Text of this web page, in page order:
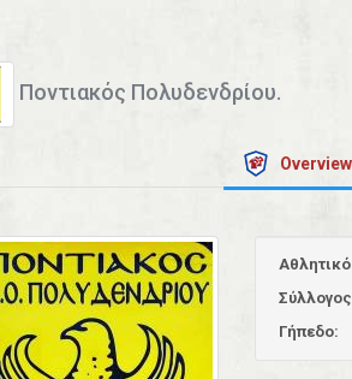
Ποντιακός Πολυδενδρίου.
Overview
Γήπεδο: